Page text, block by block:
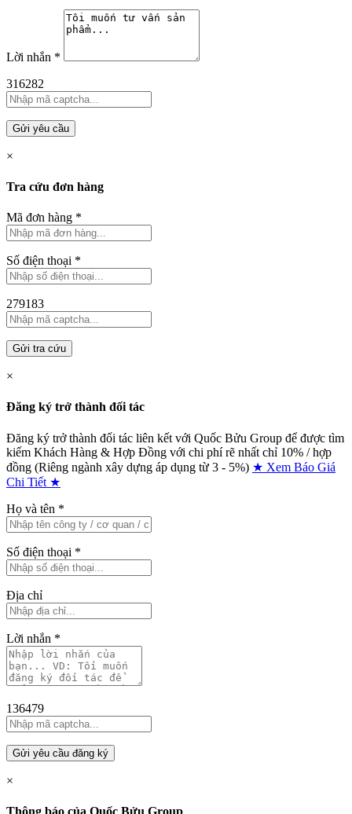
Lời nhắn *
316282
Gửi yêu cầu
×
Tra cứu đơn hàng
Mã đơn hàng *
Số điện thoại *
279183
Gửi tra cứu
×
Đăng ký trở thành đối tác
Đăng ký trở thành đối tác liên kết với Quốc Bửu Group để được tìm
kiếm Khách Hàng & Hợp Đồng với chi phí rẽ nhất chỉ 10% / hợp
đồng (Riêng ngành xây dựng áp dụng từ 3 - 5%) ★ Xem Báo Giá
Chi Tiết ★
Họ và tên *
Số điện thoại *
Địa chỉ
Lời nhắn *
136479
Gửi yêu cầu đăng ký
×
Thông báo của Quốc Bửu Group